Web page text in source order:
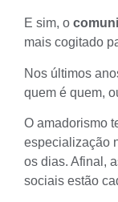
E sim, o
mais cogitado
Nos últimos
quem é quem,
O amadorismo
especialização
os dias. Afinal,
sociais estão